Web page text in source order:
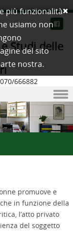
Studi delle
666882
promuove e
in funzione della
l’atto privato
del soggetto
più funzionalità
usiamo non
del sito
nostra.